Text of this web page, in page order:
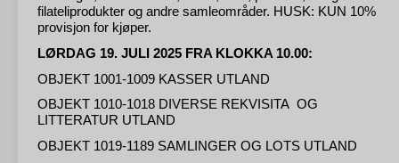
filateliprodukter og andre samleområder. HUSK: KUN 10%
provisjon for kjøper.
LØRDAG 19. JULI 2025 FRA KLOKKA 10.00:
OBJEKT 1001-1009 KASSER UTLAND
OBJEKT 1010-1018 DIVERSE REKVISITA OG
LITTERATUR UTLAND
OBJEKT 1019-1189 SAMLINGER OG LOTS UTLAND